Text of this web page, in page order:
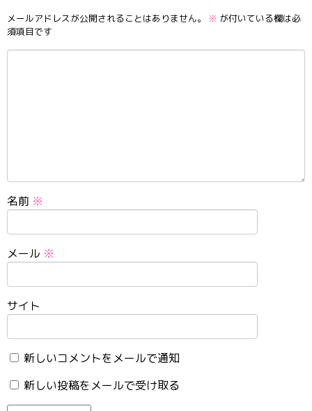
メールアドレスが公開されることはありません。 ※ が付いている欄は必
須項目です
名前 ※
メール ※
サイト
新しいコメントをメールで通知
新しい投稿をメールで受け取る